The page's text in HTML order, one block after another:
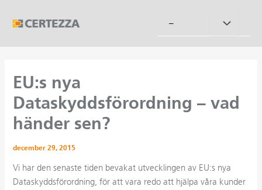
– Slå
EU:s nya
Dataskyddsförordning – vad
händer sen?
december 29, 2015
Vi har den senaste tiden bevakat utvecklingen av EU:s nya
Dataskyddsförordning, för att vara redo att hjälpa våra kunder